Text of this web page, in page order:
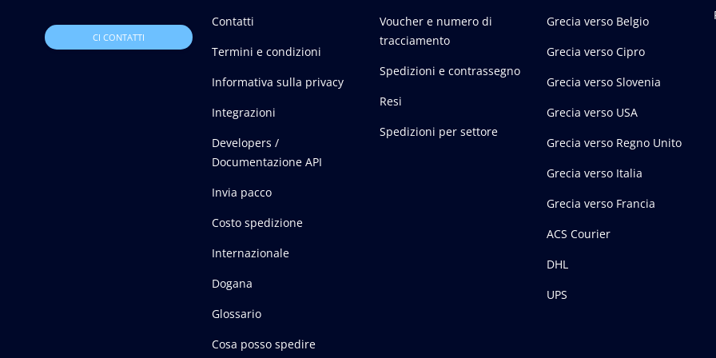
CI CONTATTI
Contatti
Termini e condizioni
Informativa sulla privacy
Integrazioni
Developers /
Documentazione API
Invia pacco
Costo spedizione
Internazionale
Dogana
Glossario
Cosa posso spedire
Voucher e numero di
tracciamento
Spedizioni e contrassegno
Resi
Spedizioni per settore
Grecia verso Belgio
Grecia verso Cipro
Grecia verso Slovenia
Grecia verso USA
Grecia verso Regno Unito
Grecia verso Italia
Grecia verso Francia
ACS Courier
DHL
UPS